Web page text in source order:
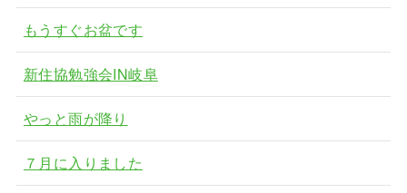
もうすぐお盆です
新住協勉強会IN岐阜
やっと雨が降り
７月に入りました